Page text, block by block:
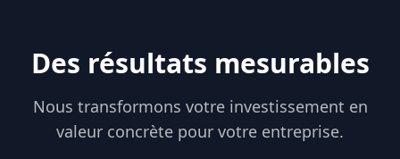
Des résultats mesurables
Nous transformons votre investissement en
valeur concrète pour votre entreprise.